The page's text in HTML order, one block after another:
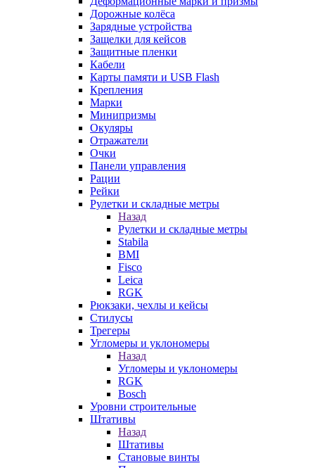
Дорожные колёса
Зарядные устройства
Защелки для кейсов
Защитные пленки
Кабели
Карты памяти и USB Flash
Крепления
Марки
Минипризмы
Окуляры
Отражатели
Очки
Панели управления
Рации
Рейки
Рулетки и складные метры
Назад
Рулетки и складные метры
Stabila
BMI
Fisco
Leica
RGK
Рюкзаки, чехлы и кейсы
Стилусы
Трегеры
Угломеры и уклономеры
Назад
Угломеры и уклономеры
RGK
Bosch
Уровни строительные
Штативы
Назад
Штативы
Становые винты